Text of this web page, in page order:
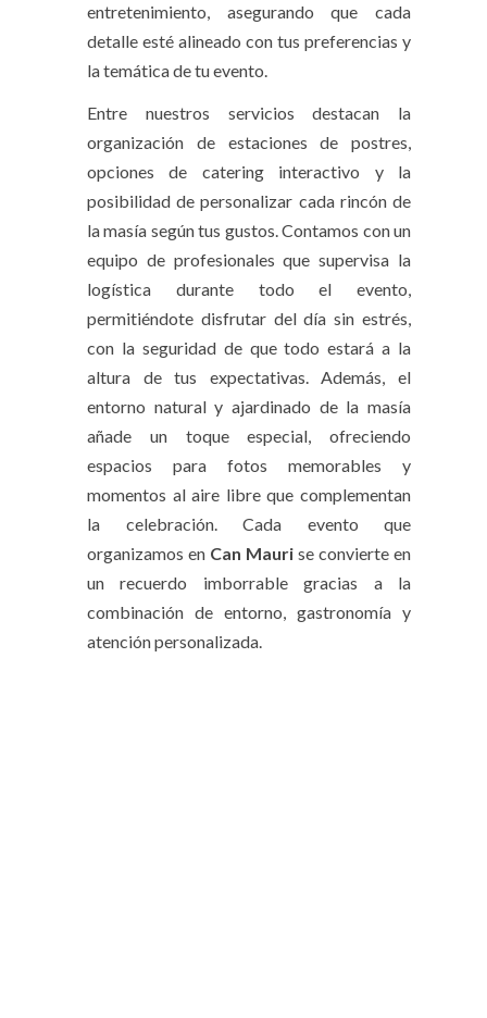
entretenimiento, asegurando que cada
detalle esté alineado con tus preferencias y
la temática de tu evento.
Entre nuestros servicios destacan la
organización de estaciones de postres,
opciones de catering interactivo y la
posibilidad de personalizar cada rincón de
la masía según tus gustos. Contamos con un
equipo de profesionales que supervisa la
logística durante todo el evento,
permitiéndote disfrutar del día sin estrés,
con la seguridad de que todo estará a la
altura de tus expectativas. Además, el
entorno natural y ajardinado de la masía
añade un toque especial, ofreciendo
espacios para fotos memorables y
momentos al aire libre que complementan
la celebración. Cada evento que
organizamos en Can Mauri se convierte en
un recuerdo imborrable gracias a la
combinación de entorno, gastronomía y
atención personalizada.